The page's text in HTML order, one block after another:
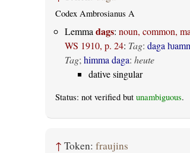
Codex Ambrosianus A
Lemmadags: noun, common,
WS 1910, p. 24: Tag: daga
Tag;himma daga: heute
dative singular
Status: not verified but unambiguous.
↑ Token: fraujins